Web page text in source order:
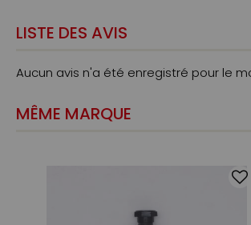
LISTE DES AVIS
Aucun avis n'a été enregistré pour le
MÊME MARQUE